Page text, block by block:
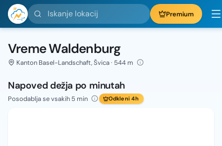
Iskanje lokacij Premium
Vreme Waldenburg
Kanton Basel-Landschaft, Švica · 544 m
Napoved dežja po minutah
Posodablja se vsakih 5 min Odkleni 4h